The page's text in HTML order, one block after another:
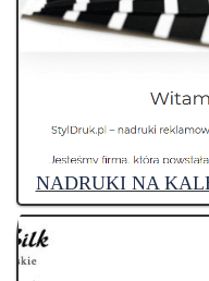
NADRUKI NA